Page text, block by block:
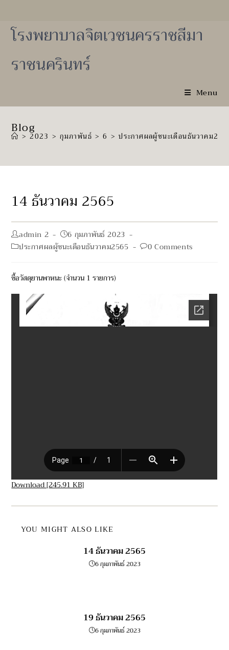
contentโรงพยาบาลจิตเวชนครราชสีมา
ราชนครินทร์
Menu
Blog
> 2023 > กุมภาพันธ์ > 6 > ประกาศผลผู้ชนะเดือนธันวาคม
14 ธันวาคม 2565
Post
author:
admin 2 Post
published:
6 กุมภาพันธ์ 2023
Postประกาศผลผู้ชนะเดือนธันวาคม2565 Post0 Comments
ซื้อวัสดุยานพาหนะ (จำนวน 1 รายการ)
Download [245.91 KB]
YOU MIGHT ALSO LIKE
14 ธันวาคม 2565
6 กุมภาพันธ์ 2023
19 ธันวาคม 2565
6 กุมภาพันธ์ 2023